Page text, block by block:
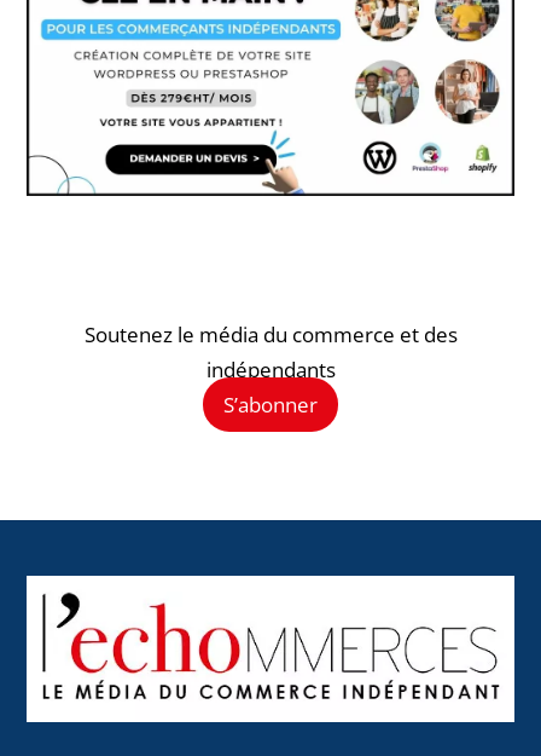
Soutenez le média du commerce et des
indépendants
S’abonner
To
Top